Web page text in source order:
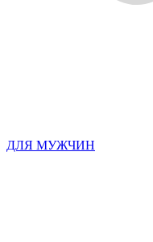
ДЛЯ МУЖЧИН